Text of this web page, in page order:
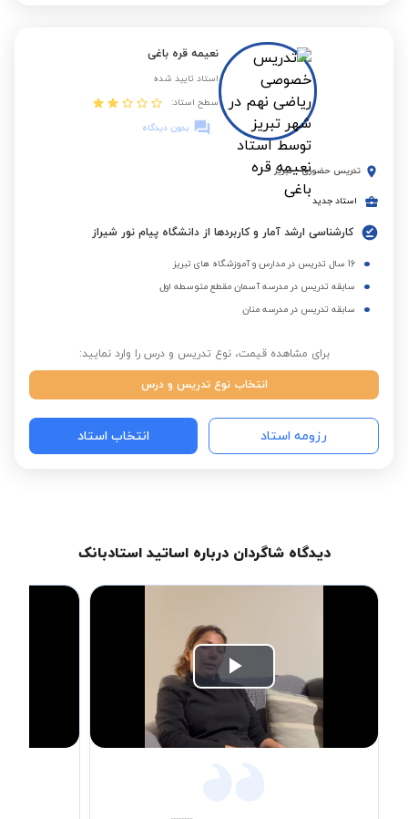
نعیمه قره باغی
استاد تایید شده
سطح استاد:
بدون دیدگاه
تدریس حضوری - تبریز
استاد جدید
کارشناسی ارشد آمار و کاربردها از دانشگاه پیام نور شیراز
16 سال تدریس در مدارس و آموزشگاه های تبریز
سابقه تدریس در مدرسه آسمان مقطع متوسطه اول
سابقه تدریس در مدرسه منان
برای مشاهده قیمت، نوع تدریس و درس را وارد نمایید:
انتخاب نوع تدریس و درس
رزومه استاد انتخاب استاد
دیدگاه شاگردان درباره اساتید استادبانک
Play
Video